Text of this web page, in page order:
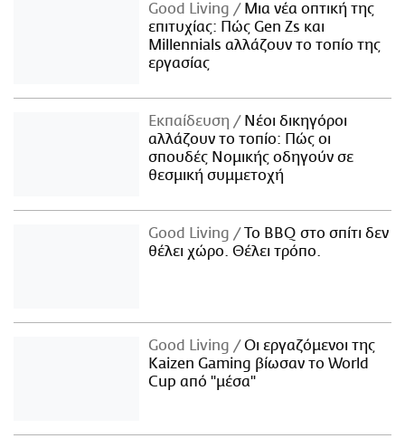
Good Living
Μια νέα οπτική της
επιτυχίας: Πώς Gen Zs και
Millennials αλλάζουν το τοπίο της
εργασίας
Εκπαίδευση
Νέοι δικηγόροι
αλλάζουν το τοπίο: Πώς οι
σπουδές Νομικής οδηγούν σε
θεσμική συμμετοχή
Good Living
Το BBQ στο σπίτι δεν
θέλει χώρο. Θέλει τρόπο.
Good Living
Οι εργαζόμενοι της
Kaizen Gaming βίωσαν το World
Cup από "μέσα"